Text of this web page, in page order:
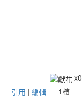
x0
引用 | 編輯
1樓